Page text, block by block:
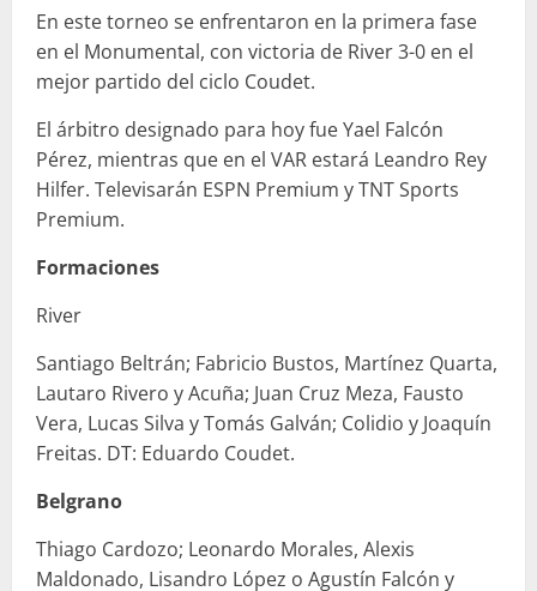
En este torneo se enfrentaron en la primera fase
en el Monumental, con victoria de River 3-0 en el
mejor partido del ciclo Coudet.
El árbitro designado para hoy fue Yael Falcón
Pérez, mientras que en el VAR estará Leandro Rey
Hilfer. Televisarán ESPN Premium y TNT Sports
Premium.
Formaciones
River
Santiago Beltrán; Fabricio Bustos, Martínez Quarta,
Lautaro Rivero y Acuña; Juan Cruz Meza, Fausto
Vera, Lucas Silva y Tomás Galván; Colidio y Joaquín
Freitas. DT: Eduardo Coudet.
Belgrano
Thiago Cardozo; Leonardo Morales, Alexis
Maldonado, Lisandro López o Agustín Falcón y